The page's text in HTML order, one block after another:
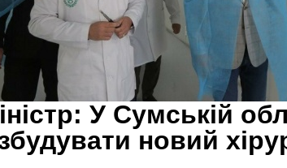
У Сумській
новий